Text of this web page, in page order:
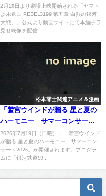
チラ見せ、OST収録曲の一部
（バースの悲劇）が公開
2月20日より劇場上映開始される「ヤマト
よ永遠に REBEL3199 第五章 白熱の銀河
大戦」。公式より動画サイトにて本編チラ
見せ映像を配信...
松本零士関連アニメ＆漫画
「鷲宮ウインドが贈る 星と夏の
ハーモニー サマーコンサート
2026」にて「銀河鉄道999」が
演奏へ
2026年7月19日（日曜）、「鷲宮ウインド
が贈る 星と夏のハーモニー サマーコン
サート2026」が開催されます。プログラ
ムに「銀河鉄道99...